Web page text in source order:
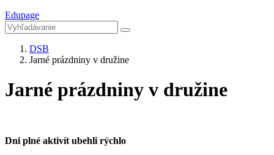
Edupage
DSB
Jarné prázdniny v družine
Jarné prázdniny v družine
Dni plné aktivít ubehli rýchlo